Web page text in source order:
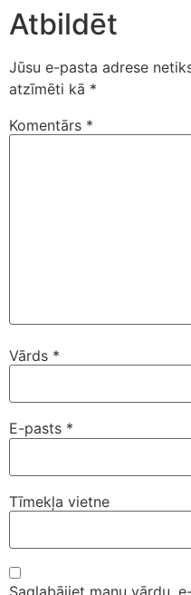
Atbildēt
Jūsu e-pasta adrese
atzīmēti kā *
Komentārs *
Vārds *
E-pasts *
Tīmekļa vietne
Saglabājiet manu vārdu,